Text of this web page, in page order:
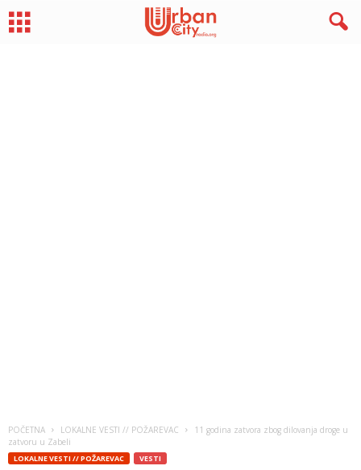
POČETNA LOKALNE VESTI // POŽAREVAC
11 godina zatvora zbog dilovanja droge u
zatvoru u Zabeli
LOKALNE VESTI // POŽAREVAC VESTI